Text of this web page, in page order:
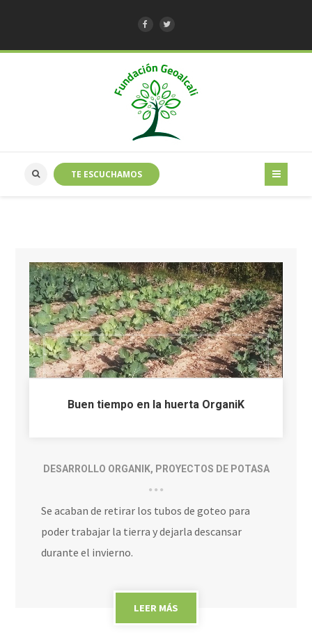
TE ESCUCHAMOS
Buen tiempo en la huerta OrganiK
DESARROLLO ORGANIK, PROYECTOS DE POTASA
Se acaban de retirar los tubos de goteo para
poder trabajar la tierra y dejarla descansar
durante el invierno.
LEER MÁS